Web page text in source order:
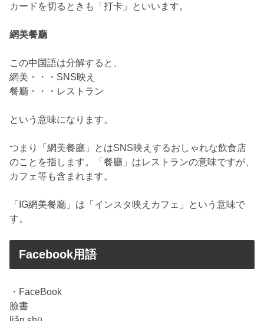
カードを切るときも「打卡」といいます。
網美餐廳
この中国語は分解すると、
網美・・・SNS映え
餐廳・・・レストラン
という意味になります。
つまり「網美餐廳」とはSNS映えするおしゃれな飲食店
のことを指します。「餐廳」はレストランの意味ですが、
カフェ等も含まれます。
「IG網美餐廳」は「インスタ映えカフェ」という意味で
す。
Facebook用語
・FaceBook
臉書